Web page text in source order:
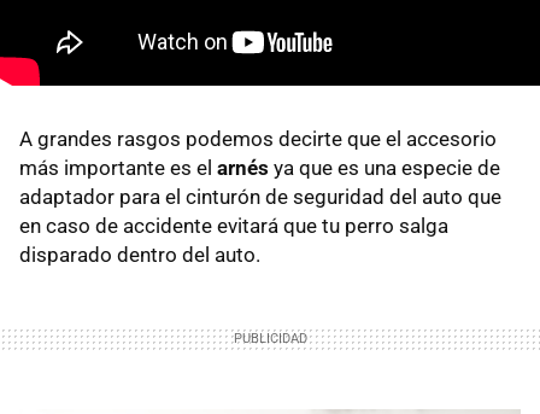
A grandes rasgos podemos decirte que el accesorio
más importante es el arnés ya que es una especie de
adaptador para el cinturón de seguridad del auto que
en caso de accidente evitará que tu perro salga
disparado dentro del auto.